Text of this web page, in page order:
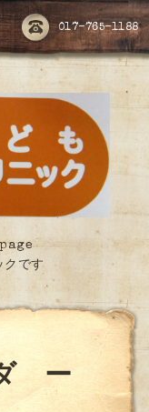
017-765-1188
クです
ー